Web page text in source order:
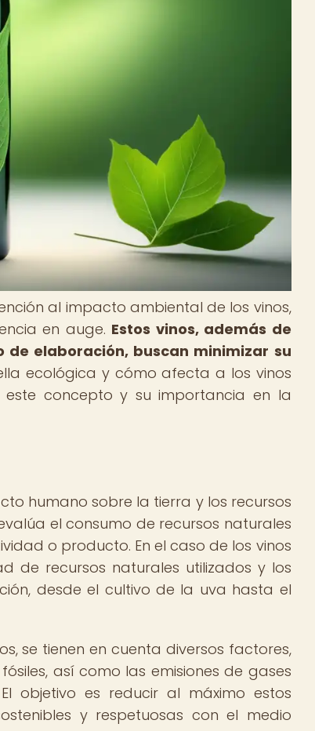
al impacto ambiental de los vinos,
en auge. Estos vinos, además de
elaboración, buscan minimizar su
ecológica y cómo afecta a los vinos
este concepto y su importancia en la
humano sobre la tierra y los recursos
el consumo de recursos naturales
o producto. En el caso de los vinos
de recursos naturales utilizados y los
desde el cultivo de la uva hasta el
se tienen en cuenta diversos factores,
así como las emisiones de gases
objetivo es reducir al máximo estos
y respetuosas con el medio